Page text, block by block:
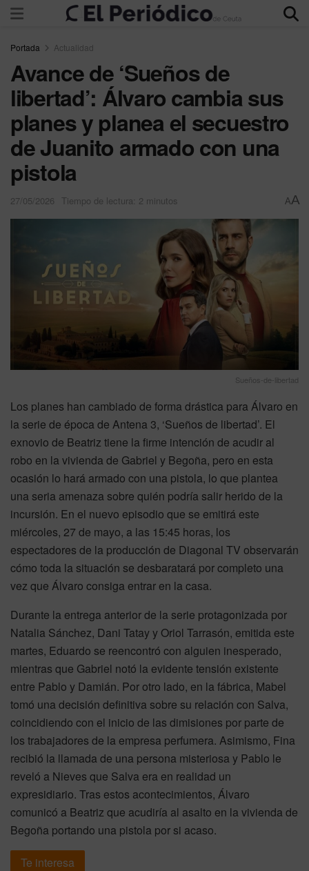
Portada Actualidad
Avance de ‘Sueños de
libertad’: Álvaro cambia sus
planes y planea el secuestro
de Juanito armado con una
pistola
27/05/2026 Tiempo de lectura: 2 minutos AA
Sueños-de-libertad
Los planes han cambiado de forma drástica para Álvaro en
la serie de época de Antena 3, ‘Sueños de libertad’. El
exnovio de Beatriz tiene la firme intención de acudir al
robo en la vivienda de Gabriel y Begoña, pero en esta
ocasión lo hará armado con una pistola, lo que plantea
una seria amenaza sobre quién podría salir herido de la
incursión. En el nuevo episodio que se emitirá este
miércoles, 27 de mayo, a las 15:45 horas, los
espectadores de la producción de Diagonal TV observarán
cómo toda la situación se desbaratará por completo una
vez que Álvaro consiga entrar en la casa.
Durante la entrega anterior de la serie protagonizada por
Natalia Sánchez, Dani Tatay y Oriol Tarrasón, emitida este
martes, Eduardo se reencontró con alguien inesperado,
mientras que Gabriel notó la evidente tensión existente
entre Pablo y Damián. Por otro lado, en la fábrica, Mabel
tomó una decisión definitiva sobre su relación con Salva,
coincidiendo con el inicio de las dimisiones por parte de
los trabajadores de la empresa perfumera. Asimismo, Fina
recibió la llamada de una persona misteriosa y Pablo le
reveló a Nieves que Salva era en realidad un
expresidiario. Tras estos acontecimientos, Álvaro
comunicó a Beatriz que acudiría al asalto en la vivienda de
Begoña portando una pistola por si acaso.
Te interesa